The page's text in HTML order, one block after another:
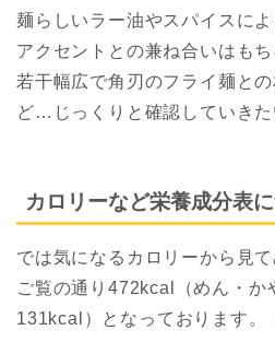
麺らしいラー油やスパイスに
アクセントとの兼ね合いはも
若干幅広で角刃のフライ麺と
ど…じっくりと確認していきた
カロリーなど栄養成分表
では気になるカロリーから見て
ご覧の通り472kcal（めん・
131kcal）となっております。